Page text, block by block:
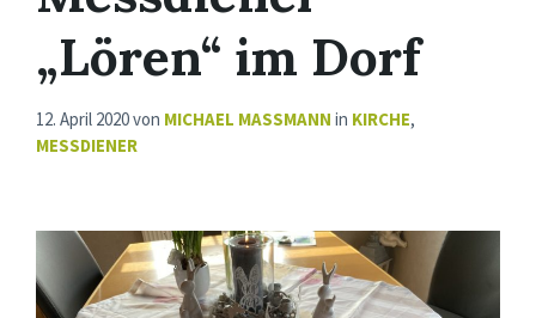
„Lören“ im Dorf
12. April 2020von MICHAEL MASSMANN in KIRCHE,
MESSDIENER